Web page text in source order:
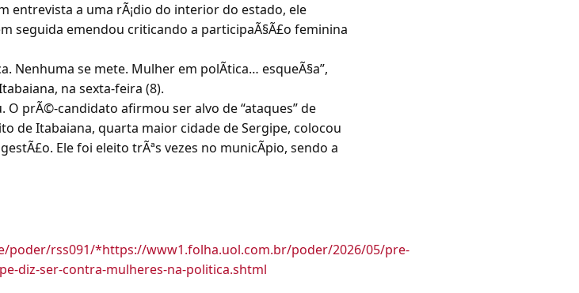
entrevista a uma rÃ¡dio do interior do estado, ele
seguida emendou criticando a participaÃ§Ã£o feminina
Nenhuma se mete. Mulher em polÃtica… esqueÃ§a”,
na sexta-feira (8).
O prÃ©-candidato afirmou ser alvo de “ataques” de
de Itabaiana, quarta maior cidade de Sergipe, colocou
Ele foi eleito trÃªs vezes no municÃpio, sendo a
rss091/*https://www1.folha.uol.com.br/poder/2026/05/pre-
diz-ser-contra-mulheres-na-politica.shtml